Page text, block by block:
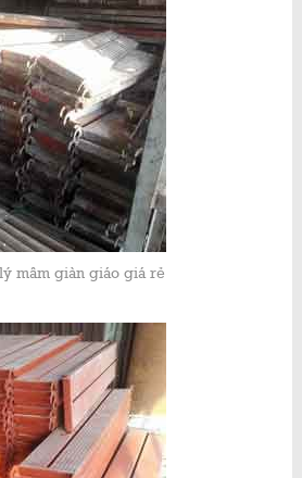
mâm giàn giáo giá rẻ